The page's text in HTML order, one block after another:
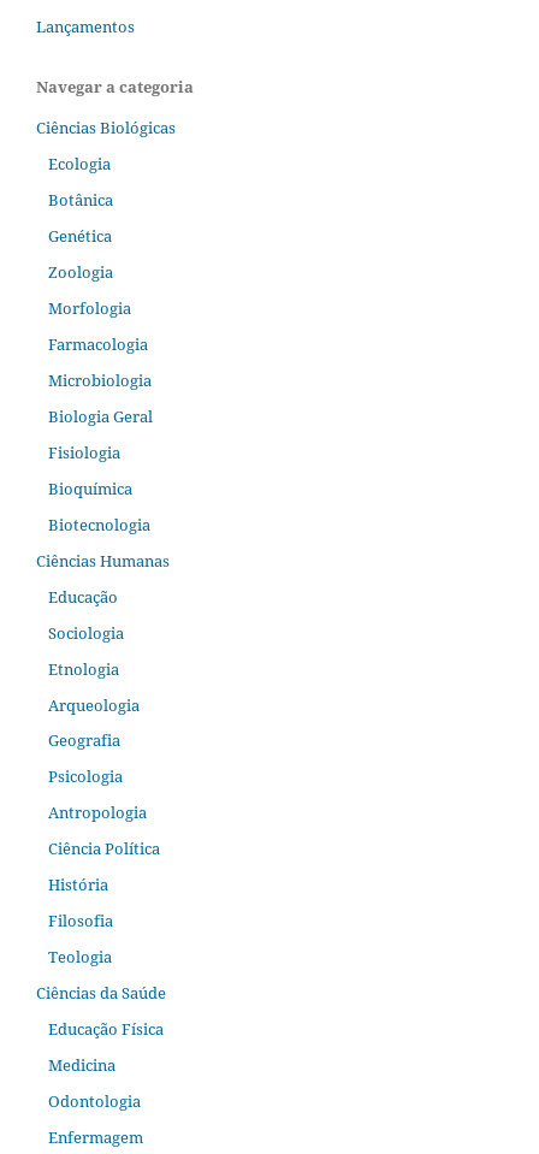
Lançamentos
Navegar a categoria
Ciências Biológicas
Ecologia
Botânica
Genética
Zoologia
Morfologia
Farmacologia
Microbiologia
Biologia Geral
Fisiologia
Bioquímica
Biotecnologia
Ciências Humanas
Educação
Sociologia
Etnologia
Arqueologia
Geografia
Psicologia
Antropologia
Ciência Política
História
Filosofia
Teologia
Ciências da Saúde
Educação Física
Medicina
Odontologia
Enfermagem